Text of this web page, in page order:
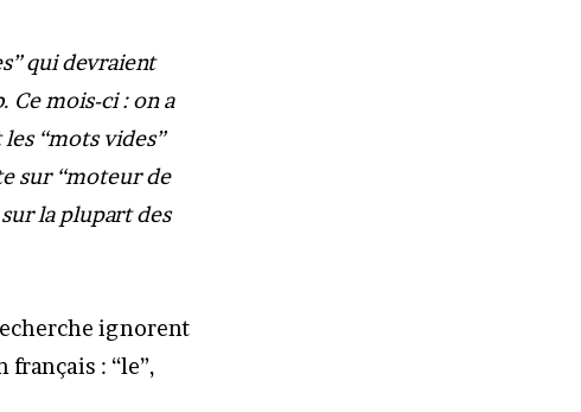
qui devraient
Ce mois-ci : on a
“mots vides”
sur “moteur de
la plupart des
ignorent
français : “le”,